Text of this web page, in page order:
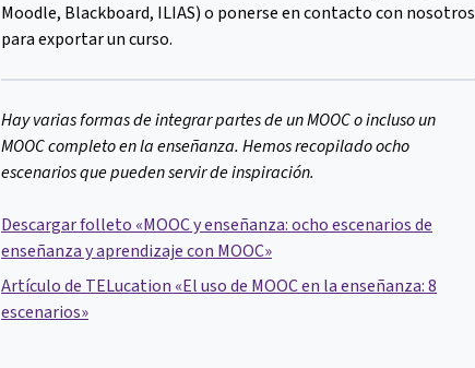
Moodle, Blackboard, ILIAS) o ponerse en contacto con nosotros
para exportar un curso.
Hay varias formas de integrar partes de un MOOC o incluso un
MOOC completo en la enseñanza. Hemos recopilado ocho
escenarios que pueden servir de inspiración.
Descargar folleto «MOOC y enseñanza: ocho escenarios de
enseñanza y aprendizaje con MOOC»
Artículo de TELucation «El uso de MOOC en la enseñanza: 8
escenarios»